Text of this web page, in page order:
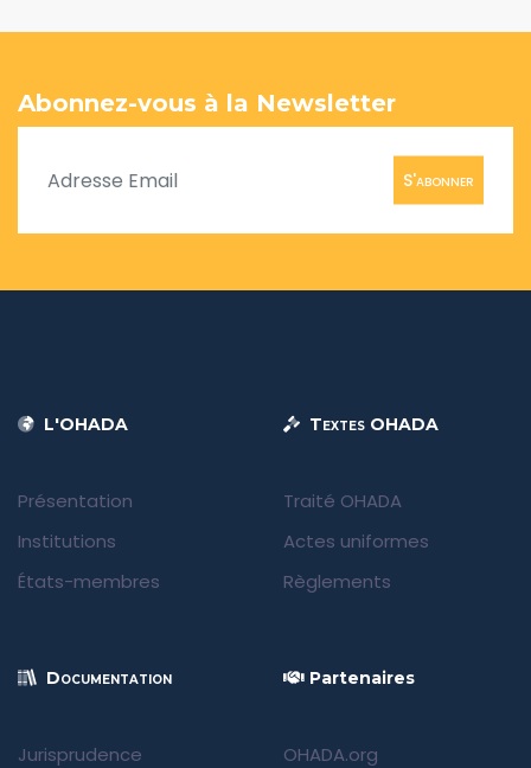
Abonnez-vous à la Newsletter
S'abonner
L'OHADA
Présentation
Institutions
États-membres
Textes OHADA
Traité OHADA
Actes uniformes
Règlements
Documentation
Jurisprudence
Partenaires
OHADA.org